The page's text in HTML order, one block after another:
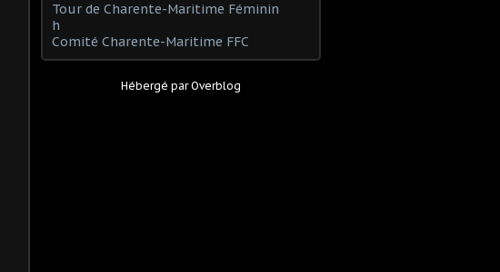
Tour de Charente-Maritime Féminin
h
Comité Charente-Maritime FFC
Hébergé parOverblog